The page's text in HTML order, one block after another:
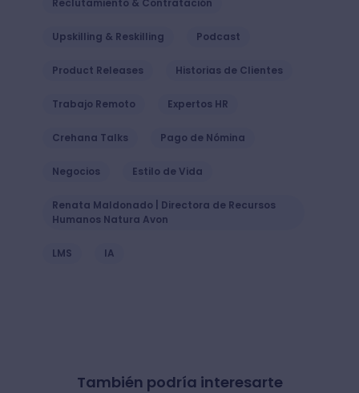
Reclutamiento & Contratación
Upskilling & Reskilling Podcast
Product Releases Historias de Clientes
Trabajo Remoto Expertos HR
Crehana Talks Pago de Nómina
Negocios Estilo de Vida
Renata Maldonado | Directora de Recursos
Humanos Natura Avon
LMS IA
También podría interesarte